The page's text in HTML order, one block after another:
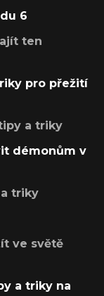
6
ten
pro přežití
a triky
démonům v
triky
ve světě
a triky na